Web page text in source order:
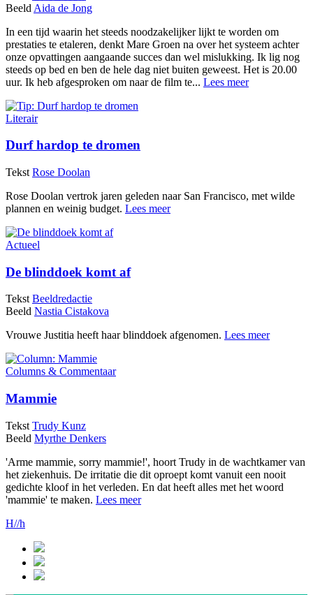
Beeld Aida de Jong
In een tijd waarin het steeds noodzakelijker lijkt te worden om
prestaties te etaleren, denkt Mare Groen na over het systeem achter
onze opvattingen aangaande succes dan wel mislukking. Ik lig nog
steeds op bed en ben de hele dag niet buiten geweest. Het is 20.00
uur. Ik heb afgesproken om naar de film te... Lees meer
Literair
Durf hardop te dromen
Tekst Rose Doolan
Rose Doolan vertrok jaren geleden naar San Francisco, met wilde
plannen en weinig budget. Lees meer
Actueel
De blinddoek komt af
Tekst Beeldredactie
Beeld Nastia Cistakova
Vrouwe Justitia heeft haar blinddoek afgenomen. Lees meer
Columns & Commentaar
Mammie
Tekst Trudy Kunz
Beeld Myrthe Denkers
'Arme mammie, sorry mammie!', hoort Trudy in de wachtkamer van
het ziekenhuis. De irritatie die dit oproept komt vanuit een nooit
gedichte kloof in het verleden. En dat heeft alles met het woord
'mammie' te maken. Lees meer
H//h